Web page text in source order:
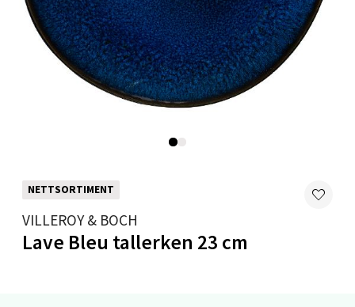
NETTSORTIMENT
VILLEROY & BOCH
Lave Bleu tallerken 23 cm
Levanger - Magneten
Moafjæra 14, 7606 Levanger